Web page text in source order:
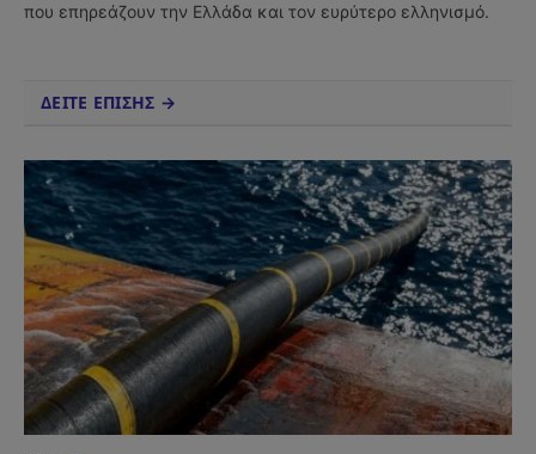
που επηρεάζουν την Ελλάδα και τον ευρύτερο ελληνισμό.
ΔΕΙΤΕ ΕΠΙΣΗΣ →